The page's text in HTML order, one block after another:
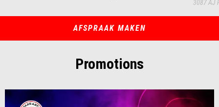
3087 AJ
of
AFSPRAAK MAKEN
Promotions